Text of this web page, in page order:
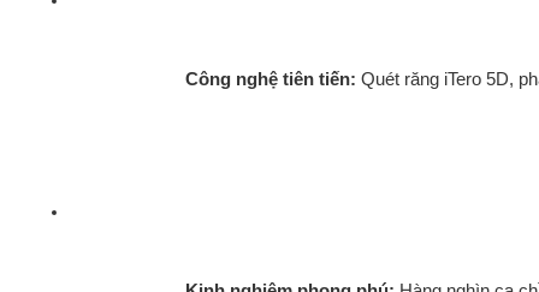
Công nghệ tiên tiến: Quét răng iTero 5D,